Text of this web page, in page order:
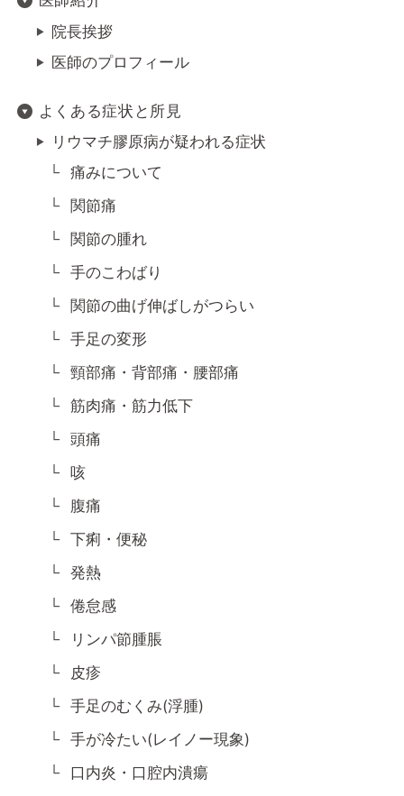
院長挨拶
医師のプロフィール
よくある症状と所見
リウマチ膠原病が疑われる症状
痛みについて
関節痛
関節の腫れ
手のこわばり
関節の曲げ伸ばしがつらい
手足の変形
頸部痛・背部痛・腰部痛
筋肉痛・筋力低下
頭痛
咳
腹痛
下痢・便秘
発熱
倦怠感
リンパ節腫脹
皮疹
手足のむくみ(浮腫)
手が冷たい(レイノー現象)
口内炎・口腔内潰瘍